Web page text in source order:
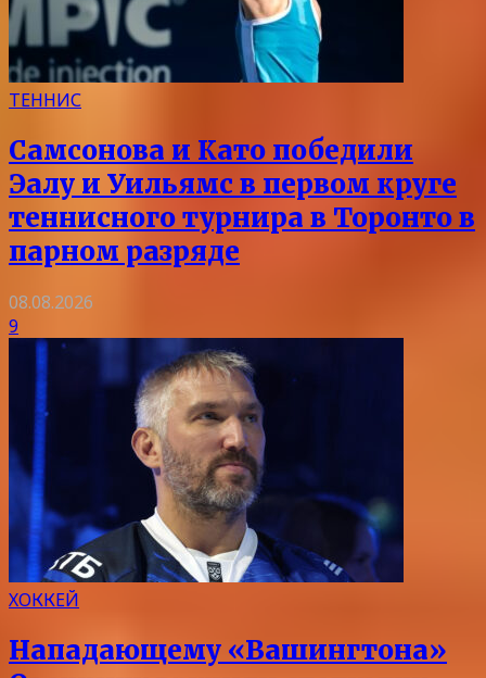
ТЕННИС
Самсонова и Като победили
Эалу и Уильямс в первом круге
теннисного турнира в Торонто в
парном разряде
08.08.2026
9
ХОККЕЙ
Нападающему «Вашингтона»